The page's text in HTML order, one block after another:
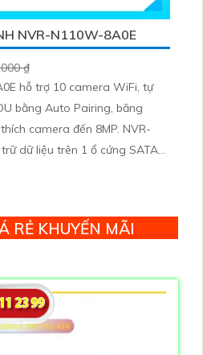
NVR-N110W-8A0E
₫
hỗ trợ 10 camera WiFi, tự
bằng Auto Pairing, băng
camera đến 8MP. NVR-
dữ liệu trên 1 ổ cứng SATA
RẺ KHUYẾN MÃI